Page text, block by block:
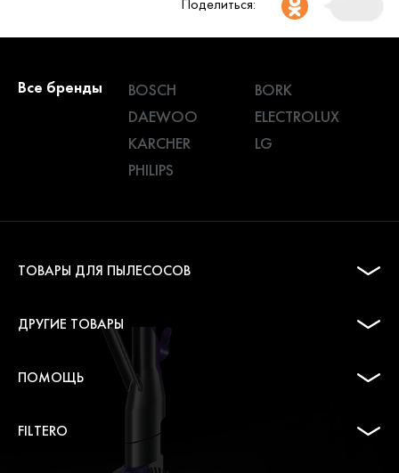
Поделиться:
Все бренды BOSCH
BORK
DAEWOO
ELECTROLUX
KARCHER
LG
PHILIPS
ТОВАРЫ ДЛЯ ПЫЛЕСОСОВ
ДРУГИЕ ТОВАРЫ
ПОМОЩЬ
FILTERO